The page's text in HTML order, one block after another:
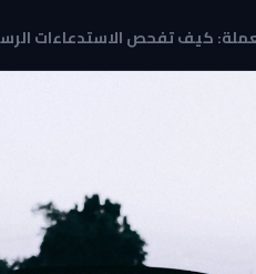
كيف تفحص الاستدعاءات